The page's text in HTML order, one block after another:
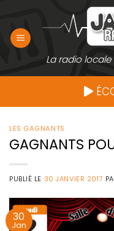
contenu
La radio locale
LES GAGNANTS
GAGNANTS
PUBLIÉ LE 30 JANVIER 2017
30
Jan